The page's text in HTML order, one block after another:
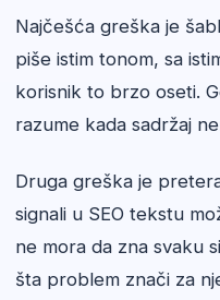
Najčešća greška je
piše istim tonom, sa
korisnik to brzo oseti.
razume kada sadržaj
Druga greška je
signali u SEO tekstu
ne mora da zna svaku
šta problem znači za